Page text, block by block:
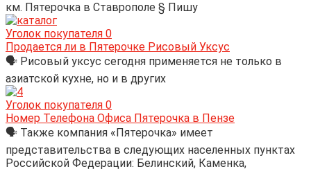
км. Пятерочка в Ставрополе § Пишу
Уголок покупателя 0
Продается ли в Пятерочке Рисовый Уксус
🗣 Рисовый уксус сегодня применяется не только в
азиатской кухне, но и в других
Уголок покупателя 0
Номер Телефона Офиса Пятерочка в Пензе
🗣 Также компания «Пятерочка» имеет
представительства в следующих населенных пунктах
Российской Федерации: Белинский, Каменка,